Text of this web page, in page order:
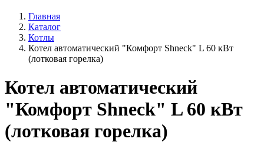
Главная
Каталог
Котлы
Котел автоматический "Комфорт Shneck" L 60 кВт
(лотковая горелка)
Котел автоматический
"Комфорт Shneck" L 60 кВт
(лотковая горелка)